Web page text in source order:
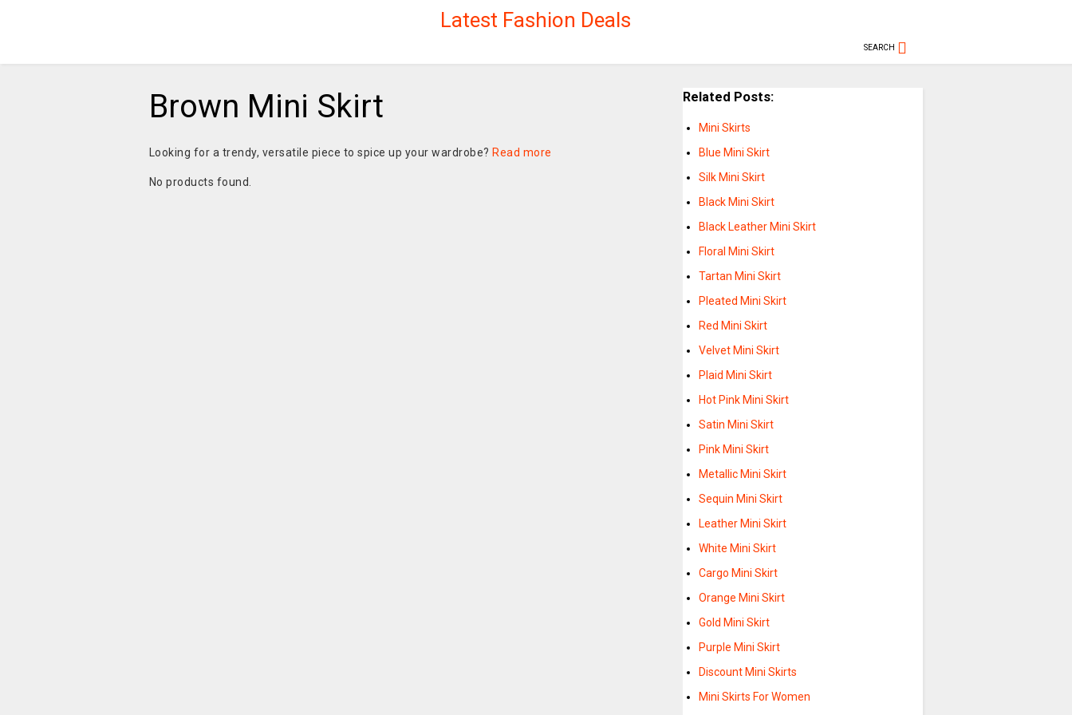
Latest Fashion Deals
SEARCH
Brown Mini Skirt
Looking for a trendy, versatile piece to spice up your wardrobe? Read more
No products found.
Related Posts:
Mini Skirts
Blue Mini Skirt
Silk Mini Skirt
Black Mini Skirt
Black Leather Mini Skirt
Floral Mini Skirt
Tartan Mini Skirt
Pleated Mini Skirt
Red Mini Skirt
Velvet Mini Skirt
Plaid Mini Skirt
Hot Pink Mini Skirt
Satin Mini Skirt
Pink Mini Skirt
Metallic Mini Skirt
Sequin Mini Skirt
Leather Mini Skirt
White Mini Skirt
Cargo Mini Skirt
Orange Mini Skirt
Gold Mini Skirt
Purple Mini Skirt
Discount Mini Skirts
Mini Skirts For Women